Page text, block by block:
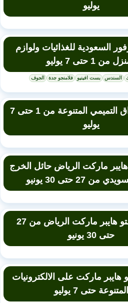
يوليو
السعودية للغذائيات ولوازم
من 1 حتى 7 يوليو
السندس بست افينيو فلامنجو جدة
الجوف
عروض أسواق التميمي المتنوعة من 1 حتى 7
يوليو
ماركت الرياض حائل الخرج
من 27 حتى 30 يونيو
عروض نستو هايبر ماركت الرياض من 27
حتى 30 يونيو
ماركت على الالكترونيات
المتنوعة حتى 7 يوليو